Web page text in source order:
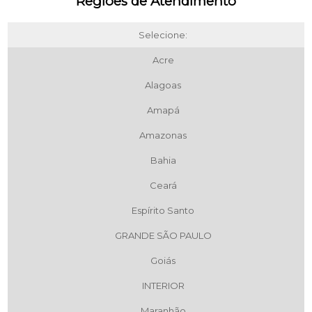
Selecione:
Acre
Alagoas
Amapá
Amazonas
Bahia
Ceará
Espírito Santo
GRANDE SÃO PAULO
Goiás
INTERIOR